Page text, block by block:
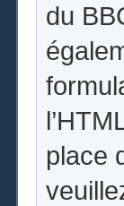
du
place